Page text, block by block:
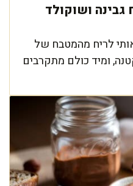
גבינה ושוקולד
לריח מהמטבח של
ומיד כולם מתקרבים